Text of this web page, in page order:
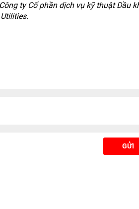
ty Cổ phần dịch vụ kỹ thuật Dầu
GỬI